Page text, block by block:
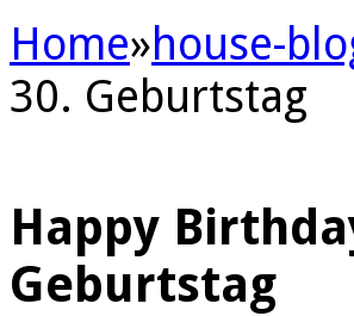
Home»house-
30. Geburtstag
Happy
Geburtstag